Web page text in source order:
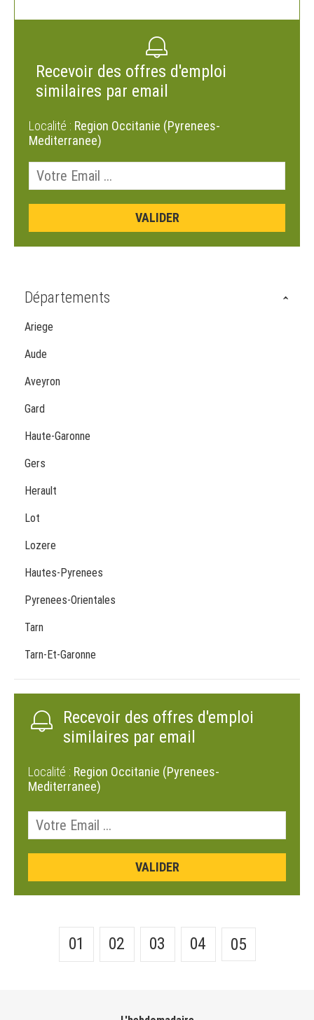
Recevoir des offres d'emploi
similaires par email
Localité : Region Occitanie (Pyrenees-
Mediterranee)
Départements
Ariege
Aude
Aveyron
Gard
Haute-Garonne
Gers
Herault
Lot
Lozere
Hautes-Pyrenees
Pyrenees-Orientales
Tarn
Tarn-Et-Garonne
Recevoir des offres d'emploi
similaires par email
Localité : Region Occitanie (Pyrenees-
Mediterranee)
01 02 03 04 05